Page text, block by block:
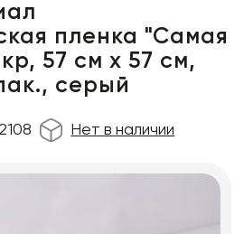
пленка "Самая
57 см х 57 см,
серый
Нет в наличии